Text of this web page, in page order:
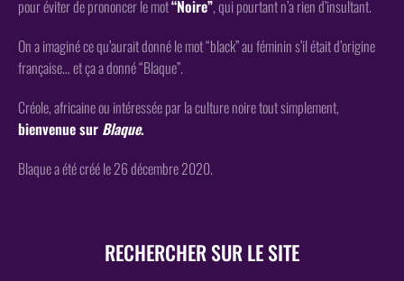
pour éviter de prononcer le mot“Noire”, qui pourtant n’a rien d’insultant.
On a imaginé ce qu’aurait donné le mot “black” au féminin s’il était d’origine
française… et ça a donné “Blaque”.
Créole, africaine ou intéressée par la culture noire tout simplement,
bienvenue sur Blaque.
Blaque a été créé le 26 décembre 2020.
RECHERCHER SUR LE SITE